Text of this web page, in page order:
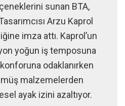
sunan BTA,
Arzu Kaprol
imza attı. Kaprol’un
yoğun iş temposuna
odaklanırken
malzemelerden
ayak izini azaltıyor.